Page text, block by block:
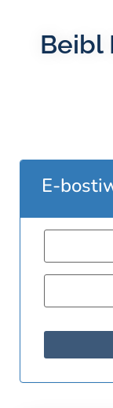
Beibl
E-